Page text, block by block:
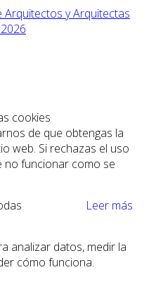
Arquitectos y Arquitectas
cookies
de que obtengas la
web. Si rechazas el uso
no funcionar como se
Leer más
analizar datos, medir la
cómo funciona.